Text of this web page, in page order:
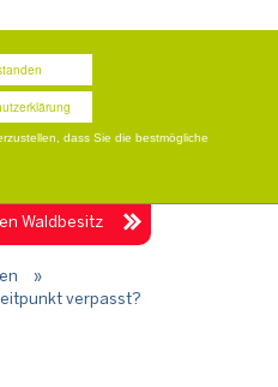
dass Sie die bestmögliche
Waldbesitz
»
verpasst?